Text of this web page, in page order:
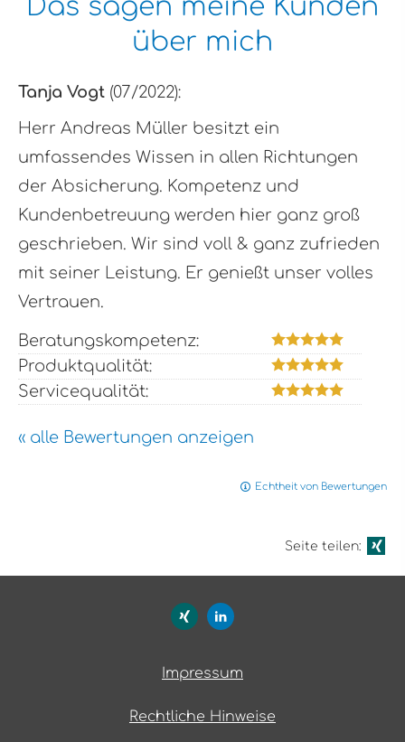
Das sagen meine Kunden
über mich
Tanja Vogt (07/2022):
Herr Andreas Müller besitzt ein
umfassendes Wissen in allen Richtungen
der Absicherung. Kompetenz und
Kundenbetreuung werden hier ganz groß
geschrieben. Wir sind voll & ganz zufrieden
mit seiner Leistung. Er genießt unser volles
Vertrauen.
Beratungskompetenz:
Produktqualität:
Servicequalität:
« alle Bewertungen anzeigen
Echtheit von Bewertungen
Seite teilen:
Impressum
Rechtliche Hinweise